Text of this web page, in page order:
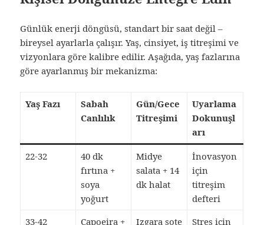
Günlük enerji döngüsü, standart bir saat değil –
bireysel ayarlarla çalışır. Yaş, cinsiyet, iş titreşimi ve
vizyonlara göre kalibre edilir. Aşağıda, yaş fazlarına
göre ayarlanmış bir mekanizma:
Yaş Fazı
Sabah
Canlılık
Gün/Gece
Titreşimi
Uyarlama
Dokunuşl
arı
22-32
40 dk
fırtına +
soya
yoğurt
Midye
salata + 14
dk halat
İnovasyon
için
titreşim
defteri
33-42
Capoeira +
Izgara sote
Stres için